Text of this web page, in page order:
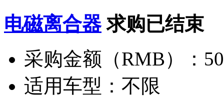
电磁离合器 求购已结束
采购金额（RMB）：
适用车型： 不限